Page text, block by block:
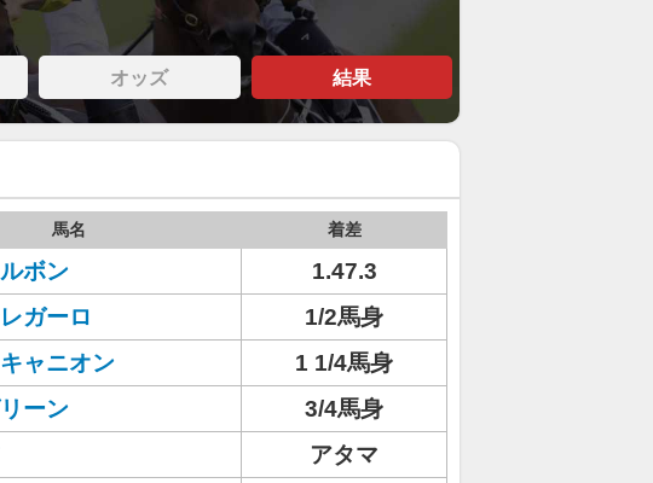
オッズ 結果
馬名 着差
ボン
1.47.3
ガーロ
1/2馬身
ャニオン
1 1/4馬身
ーン
3/4馬身
アタマ